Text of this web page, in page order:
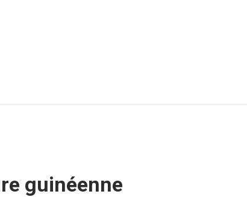
guinéenne